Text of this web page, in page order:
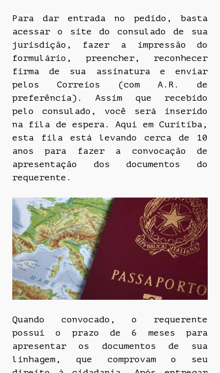
Para dar entrada no pedido, basta
acessar o site do consulado de sua
jurisdição, fazer a impressão do
formulário, preencher, reconhecer
firma de sua assinatura e enviar
pelos Correios (com A.R. de
preferência). Assim que recebido
pelo consulado, você será inserido
na fila de espera. Aqui em Curitiba,
esta fila está levando cerca de 10
anos para fazer a convocação de
apresentação dos documentos do
requerente.
Quando convocado, o requerente
possui o prazo de 6 meses para
apresentar os documentos de sua
linhagem, que comprovam o seu